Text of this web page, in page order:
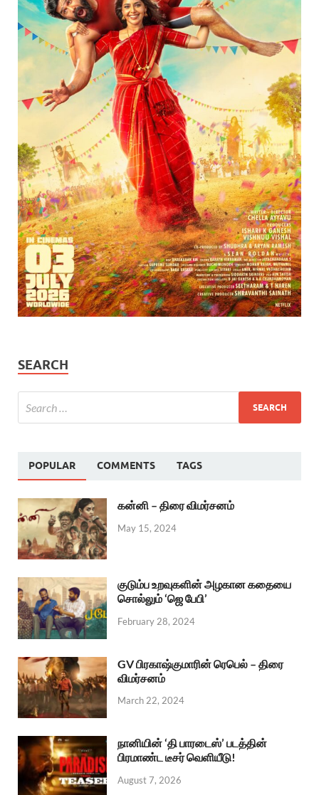
SEARCH
POPULAR COMMENTS TAGS
கன்னி – திரை விமர்சனம்
May 15, 2024
குடும்ப உறவுகளின் அழகான கதையை
சொல்லும் ‘ஜெ பேபி’
February 28, 2024
GV பிரகாஷ்குமாரின் ரெபெல் – திரை
விமர்சனம்
March 22, 2024
நானியின் ‘தி பாரடைஸ்’ படத்தின்
பிரமாண்ட டீசர் வெளியீடு!
August 7, 2026